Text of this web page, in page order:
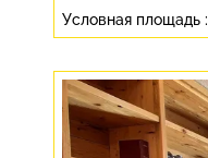
Условная площадь :